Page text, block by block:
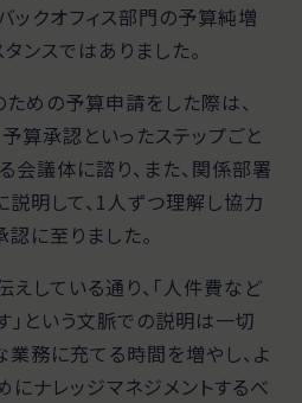
ックオフィス部門の予算純増
ンスではありました。
めの予算申請をした際は、
算承認といったステップごと
会議体に諮り、また、関係部署
明して、1人ずつ理解し協力
認に至りました。
えしている通り、「人件費など
」という文脈での説明は一切
業務に充てる時間を増やし、よ
にナレッジマネジメントするべ